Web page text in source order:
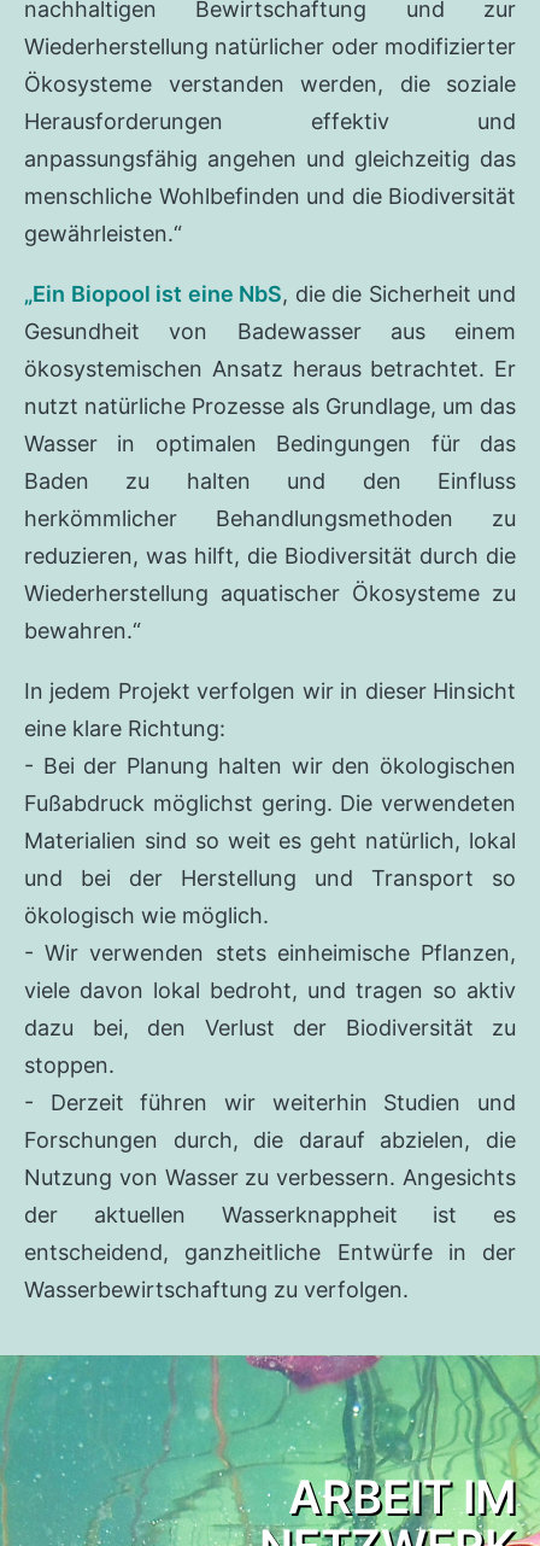
nachhaltigen Bewirtschaftung und zur
Wiederherstellung natürlicher oder modifizierter
Ökosysteme verstanden werden, die soziale
Herausforderungen effektiv und
anpassungsfähig angehen und gleichzeitig das
menschliche Wohlbefinden und die Biodiversität
gewährleisten.“
„Ein Biopool ist eine NbS, die die Sicherheit und
Gesundheit von Badewasser aus einem
ökosystemischen Ansatz heraus betrachtet. Er
nutzt natürliche Prozesse als Grundlage, um das
Wasser in optimalen Bedingungen für das
Baden zu halten und den Einfluss
herkömmlicher Behandlungsmethoden zu
reduzieren, was hilft, die Biodiversität durch die
Wiederherstellung aquatischer Ökosysteme zu
bewahren.“
In jedem Projekt verfolgen wir in dieser Hinsicht
eine klare Richtung:
- Bei der Planung halten wir den ökologischen
Fußabdruck möglichst gering. Die verwendeten
Materialien sind so weit es geht natürlich, lokal
und bei der Herstellung und Transport so
ökologisch wie möglich.
- Wir verwenden stets einheimische Pflanzen,
viele davon lokal bedroht, und tragen so aktiv
dazu bei, den Verlust der Biodiversität zu
stoppen.
- Derzeit führen wir weiterhin Studien und
Forschungen durch, die darauf abzielen, die
Nutzung von Wasser zu verbessern. Angesichts
der aktuellen Wasserknappheit ist es
entscheidend, ganzheitliche Entwürfe in der
Wasserbewirtschaftung zu verfolgen.
ARBEIT IM